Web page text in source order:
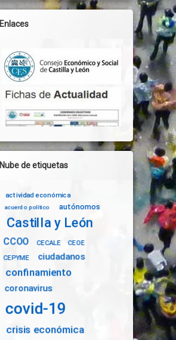
Enlaces
Nube de etiquetas
actividad económica
acuerdo político autónomos
Castilla y León
CCOO CECALE
CEOE
CEPYME
ciudadanos
confinamiento
coronavirus
covid-19
crisis económica